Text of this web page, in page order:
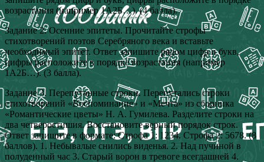
возрастания (например 1А2Б…). (4 балла).
Задание 2. Осенние эпитеты. Прочитайте строфы
стихотворений поэтов Серебряного века и вставьте
необходимый эпитет. Ответ запишите рядом цифр и букв,
цифры расположите в порядке возрастания (например
1А2Б…). (3 балла).
Задание 3. Перепутанные строки. Перепутались строки
стихотворений «Воспоминание» и «Мечта» из сборника
«Романтические цветы» Н. А. Гумилева. Разделите строки на
два четверостишия. Восстановите верный порядок строк.
Ответ запишите в формате: Строфа 1: 1234. Строфа 2: 5678. (8
баллов). 1. Небывалые снились виденья. 2. Над пучиной в
полуденный час 3. Старый ворон в тревоге всегдашней 4.